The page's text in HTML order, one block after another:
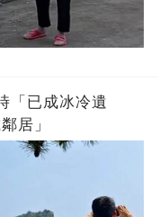
「已成冰冷遺
居」